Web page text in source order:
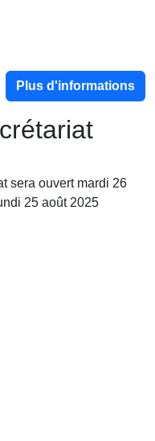
Plus d'informations
sera ouvert mardi 26
25 août 2025